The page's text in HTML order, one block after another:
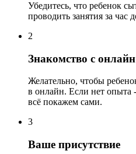
Убедитесь, что ребенок
проводить занятия за час
2
Знакомство с онлайн
Желательно, чтобы
в онлайн. Если нет
всё покажем сами.
3
Ваше присутствие